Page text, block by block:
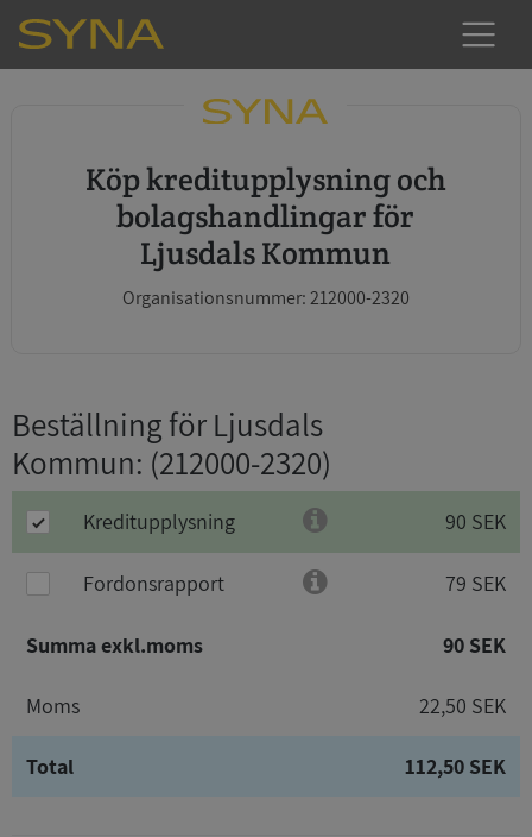
Köp kreditupplysning och
bolagshandlingar för
Ljusdals Kommun
Organisationsnummer: 212000-2320
Beställning för Ljusdals
Kommun: (212000-2320)
Kreditupplysning 90 SEK
Fordonsrapport 79 SEK
Summa exkl.moms 90 SEK
Moms 22,50 SEK
Total 112,50 SEK